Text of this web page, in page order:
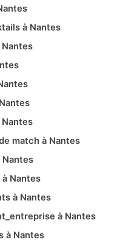
à Nantes
Nantes
match à Nantes
Nantes
à Nantes
à Nantes
à Nantes
à Nantes